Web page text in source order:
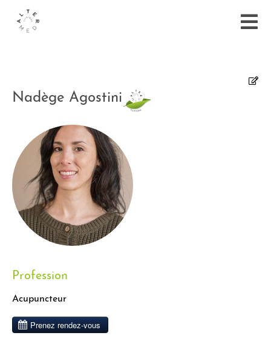
Nadège Agostini
Profession
Acupuncteur